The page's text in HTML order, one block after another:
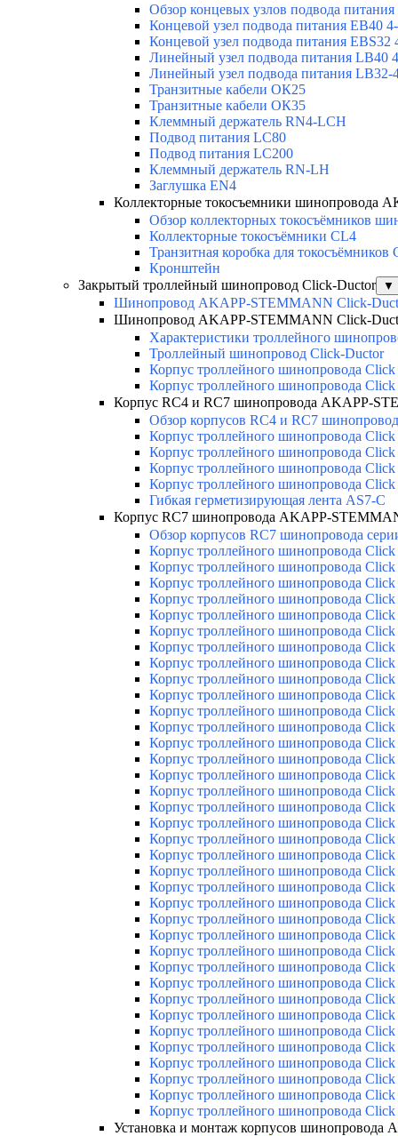
Обзор концевых узлов подвода
Концевой узел подвода питания EB40
Концевой узел подвода питания EBS32
Линейный узел подвода питания LB40
Линейный узел подвода питания LB32-
Транзитные кабели ОК25
Транзитные кабели ОК35
Клеммный держатель RN4-LCH
Подвод питания LC80
Подвод питания LC200
Клеммный держатель RN-LH
Заглушка EN4
Коллекторные токосъемники шинопровода
Обзор коллекторных токосъёмников
Коллекторные токосъёмники CL4
Транзитная коробка для токосъёмников
Кронштейн
Закрытый троллейный шинопровод Click-Ductor
▼
Шинопровод AKAPP-STEMMANN Click-
Шинопровод AKAPP-STEMMANN Click-
Характеристики троллейного
Троллейный шинопровод Click-Ductor
Корпус троллейного шинопровода
Корпус троллейного шинопровода
Корпус RC4 и RC7 шинопровода AKAPP-
Обзор корпусов RC4 и RC7
Корпус троллейного шинопровода
Корпус троллейного шинопровода
Корпус троллейного шинопровода
Корпус троллейного шинопровода
Гибкая герметизирующая лента AS7-C
Корпус RC7 шинопровода AKAPP-
Обзор корпусов RC7 шинопровода
Корпус троллейного шинопровода
Корпус троллейного шинопровода
Корпус троллейного шинопровода
Корпус троллейного шинопровода
Корпус троллейного шинопровода
Корпус троллейного шинопровода
Корпус троллейного шинопровода
Корпус троллейного шинопровода
Корпус троллейного шинопровода
Корпус троллейного шинопровода
Корпус троллейного шинопровода
Корпус троллейного шинопровода
Корпус троллейного шинопровода
Корпус троллейного шинопровода
Корпус троллейного шинопровода
Корпус троллейного шинопровода
Корпус троллейного шинопровода
Корпус троллейного шинопровода
Корпус троллейного шинопровода
Корпус троллейного шинопровода
Корпус троллейного шинопровода
Корпус троллейного шинопровода
Корпус троллейного шинопровода
Корпус троллейного шинопровода
Корпус троллейного шинопровода
Корпус троллейного шинопровода
Корпус троллейного шинопровода
Корпус троллейного шинопровода
Корпус троллейного шинопровода
Корпус троллейного шинопровода
Корпус троллейного шинопровода
Корпус троллейного шинопровода
Корпус троллейного шинопровода
Корпус троллейного шинопровода
Корпус троллейного шинопровода
Корпус троллейного шинопровода
Установка и монтаж корпусов